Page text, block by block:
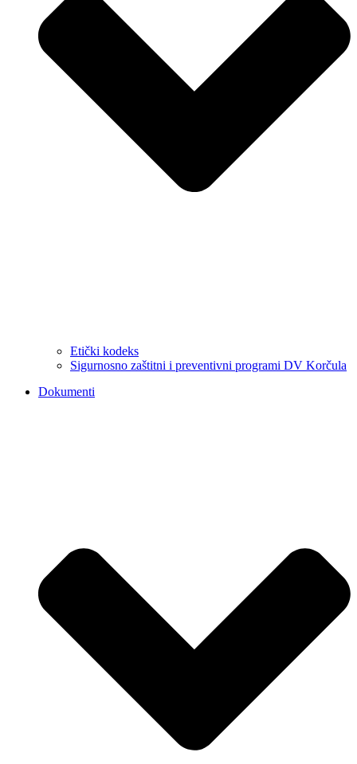
Etički kodeks
Sigurnosno zaštitni i preventivni programi DV Korčula
Dokumenti